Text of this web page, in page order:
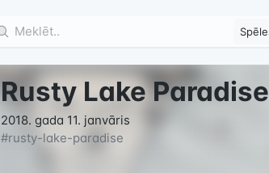
Rusty Lake Paradise
2018. gada 11. janvāris
#rusty-lake-paradise